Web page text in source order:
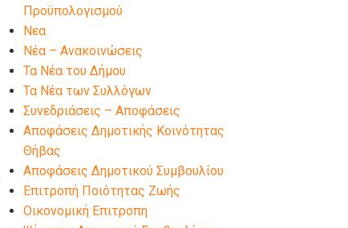
Προϋπολογισμού
Νεα
Νέα – Ανακοινώσεις
Τα Νέα του Δήμου
Τα Νέα των Συλλόγων
Συνεδριάσεις – Αποφάσεις
Αποφάσεις Δημοτικής Κοινότητας
Θήβας
Αποφάσεις Δημοτικού Συμβουλίου
Επιτροπή Ποιότητας Ζωής
Οικονομική Επιτροπη